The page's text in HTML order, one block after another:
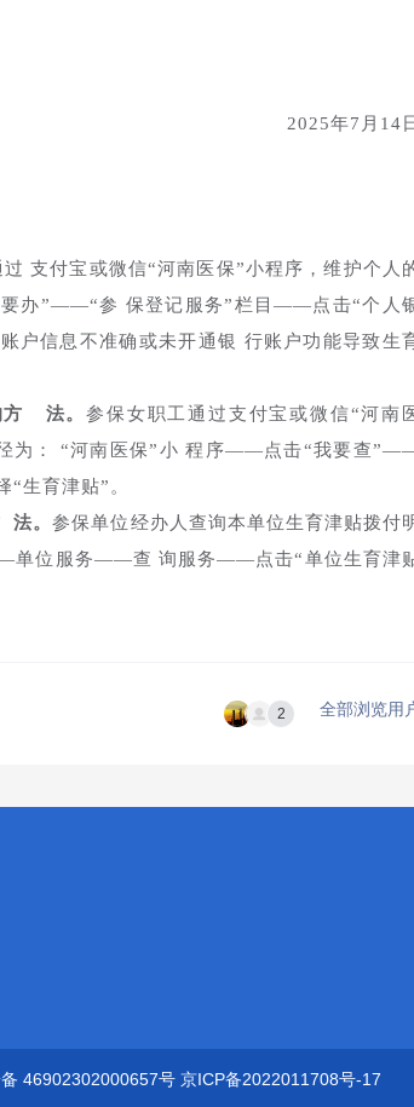
2025年7月14
支付宝或微信“河南医保”小程序，维护个人
办”——“参 保登记服务”栏目——点击“个人
户信息不准确或未开通银 行账户功能导致生
法。参保女职工通过支付宝或微信“河南
为： “河南医保”小 程序——点击“我要查
生育津贴”。
法。参保单位经办人查询本单位生育津贴拨付
单位服务——查 询服务——点击“单位生育津
2 全部浏览用
46902302000657号 京ICP备2022011708号-17